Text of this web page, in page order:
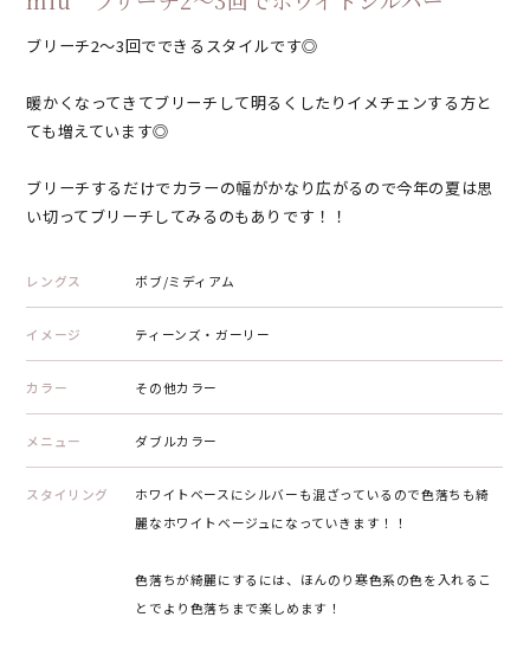
ブリーチ2〜3回でできるスタイルです◎
暖かくなってきてブリーチして明るくしたりイメチェンする方と
ても増えています◎
ブリーチするだけでカラーの幅がかなり広がるので今年の夏は思
い切ってブリーチしてみるのもありです！！
レングス ボブ/ミディアム
イメージ ティーンズ・ガーリー
カラー その他カラー
メニュー ダブルカラー
スタイリング
ホワイトベースにシルバーも混ざっているので色落ちも綺
麗なホワイトベージュになっていきます！！
色落ちが綺麗にするには、ほんのり寒色系の色を入れるこ
とでより色落ちまで楽しめます！